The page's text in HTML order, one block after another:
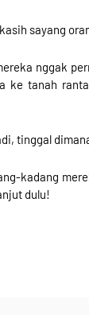
sayang
nggak
ke tanah
tinggal
kadang
dulu!